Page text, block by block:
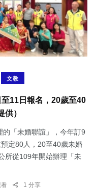
文教
11日報名，20歲至40
提供）
的「未婚聯誼」，今年訂9
定80人，20至40歲未婚
所從109年開始辦理「未
1 分享